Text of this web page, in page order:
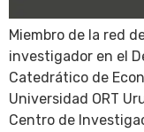
Miembro de la red
investigador en el
Catedrático de
Universidad ORT
Centro de